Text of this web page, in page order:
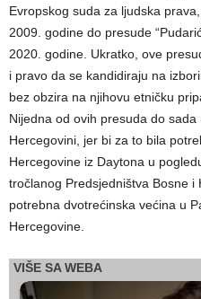
Evropskog suda za ljudska
2009. godine do presude
2020. godine. Ukratko, ove
i pravo da se kandidiraju na
bez obzira na njihovu etničku
Nijedna od ovih presuda do
Hercegovini, jer bi za to bila
Hercegovine iz Daytona u
tročlanog Predsjedništva Bosne i
potrebna dvotrećinska većina u
Hercegovine.